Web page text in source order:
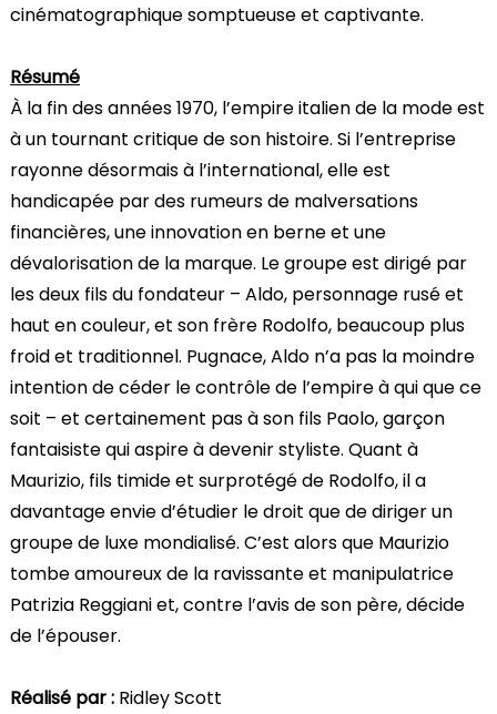
cinématographique somptueuse et captivante.
Résumé
À la fin des années 1970, l’empire italien de la mode est
à un tournant critique de son histoire. Si l’entreprise
rayonne désormais à l’international, elle est
handicapée par des rumeurs de malversations
financières, une innovation en berne et une
dévalorisation de la marque. Le groupe est dirigé par
les deux fils du fondateur – Aldo, personnage rusé et
haut en couleur, et son frère Rodolfo, beaucoup plus
froid et traditionnel. Pugnace, Aldo n’a pas la moindre
intention de céder le contrôle de l’empire à qui que ce
soit – et certainement pas à son fils Paolo, garçon
fantaisiste qui aspire à devenir styliste. Quant à
Maurizio, fils timide et surprotégé de Rodolfo, il a
davantage envie d’étudier le droit que de diriger un
groupe de luxe mondialisé. C’est alors que Maurizio
tombe amoureux de la ravissante et manipulatrice
Patrizia Reggiani et, contre l’avis de son père, décide
de l’épouser.
Réalisé par : Ridley Scott